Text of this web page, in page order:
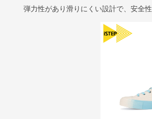
弾力性があり滑りにくい設計で、安全